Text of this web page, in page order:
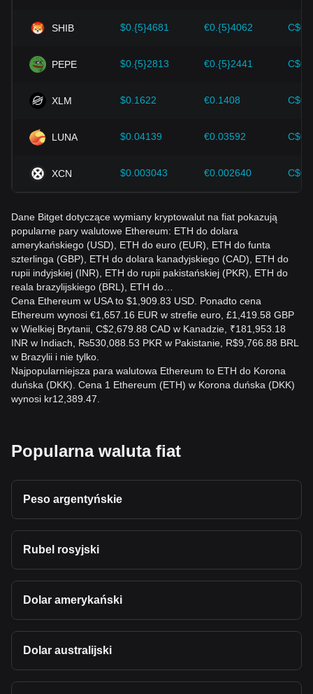
SHIB $0.{5}4681 €0.{5}4062
PEPE $0.{5}2813 €0.{5}2441
XLM $0.1622 €0.1408
LUNA $0.04139 €0.03592
XCN $0.003043 €0.002640
Dane Bitget dotyczące wymiany kryptowalut na fiat pokazują
popularne pary walutowe Ethereum: ETH do dolara
amerykańskiego (USD), ETH do euro (EUR), ETH do funta
szterlinga (GBP), ETH do dolara kanadyjskiego (CAD), ETH do
rupii indyjskiej (INR), ETH do rupii pakistańskiej (PKR), ETH do
reala brazylijskiego (BRL), ETH do…
Cena Ethereum w USA to $1,909.83 USD. Ponadto cena
Ethereum wynosi €1,657.16 EUR w strefie euro, £1,419.58 GBP
w Wielkiej Brytanii, C$2,679.88 CAD w Kanadzie, ₹181,953.18
INR w Indiach, ₨530,088.53 PKR w Pakistanie, R$9,766.88 BRL
w Brazylii i nie tylko.
Najpopularniejsza para walutowa Ethereum to ETH do Korona
duńska (DKK). Cena 1 Ethereum (ETH) w Korona duńska (DKK)
wynosi kr12,389.47.
Popularna waluta fiat
Peso argentyńskie
Rubel rosyjski
Dolar amerykański
Dolar australijski